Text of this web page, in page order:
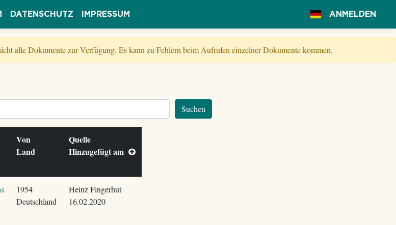
DATENSCHUTZ IMPRESSUM ANMELDEN
alle Dokumente zur Verfügung. Es kann zu Fehlern beim Aufrufen einzelner Dokumente kommen.
Suchen
Von
Land
Quelle
Hinzugefügt am
1954
Deutschland
Heinz Fingerhut
16.02.2020